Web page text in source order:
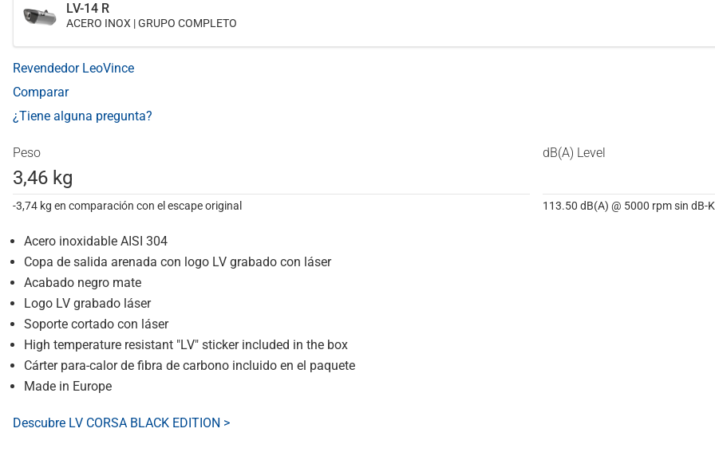
LV-14 R
ACERO INOX | GRUPO COMPLETO
Revendedor LeoVince
Comparar
¿Tiene alguna pregunta?
Peso
3,46 kg
-3,74 kg en comparación con el escape original
dB(A) Level
113.50 dB(A) @ 5000 rpm sin dB-
Acero inoxidable AISI 304
Copa de salida arenada con logo LV grabado con láser
Acabado negro mate
Logo LV grabado láser
Soporte cortado con láser
High temperature resistant "LV" sticker included in the box
Cárter para-calor de fibra de carbono incluido en el paquete
Made in Europe
Descubre LV CORSA BLACK EDITION >